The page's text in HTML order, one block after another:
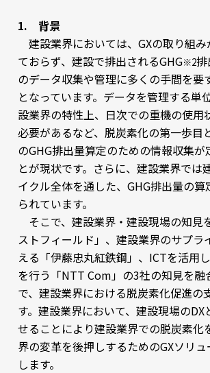
1. 背景
建設業界においては、GXの取り組み
ておらず、建設で排出されるGHG※2
のデータ収集や管理に多くの手間を要
となっています。データを管理する単
設業界の特性上、日次での重機の使用
必要があるなど、脱炭素化の第一歩目
のGHG排出量算定のための情報収集が
とが現状です。さらに、建設業界では
イクル全体を通した、GHG排出量の算
られています。
そこで、建設業界・建設現場の知見
ストフィールド」、建設業界のサプラ
える「伊藤忠丸紅鉄鋼」、ICTを活用
を行う「NTT Com」の3社の知見を融
で、建設業界における脱炭素化促進の
す。建設業界において、建設現場のDX
せることにより建設業界での脱炭素化
界の変革を後押しするためのGXソリ
します。